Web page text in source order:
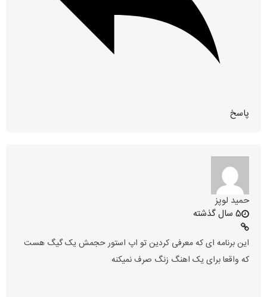
پاسخ
حمید لوپز
5 سال گذشته
این برنامه ای که معرفی کردین تو اپ استور حجمش یک گیگ هست
که واقعا برای یک اهنگ زنگ صرف نمیکنه